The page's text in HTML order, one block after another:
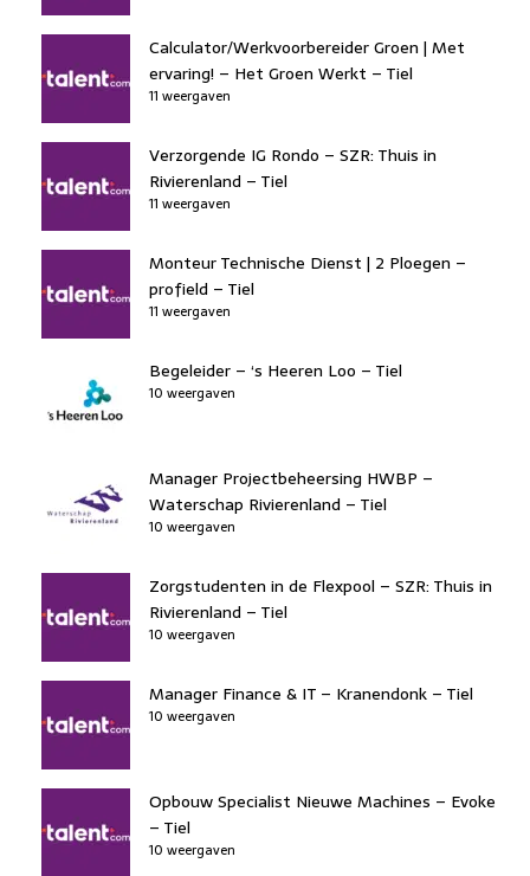
Calculator/Werkvoorbereider Groen | Met
ervaring! – Het Groen Werkt – Tiel
11 weergaven
Verzorgende IG Rondo – SZR: Thuis in
Rivierenland – Tiel
11 weergaven
Monteur Technische Dienst | 2 Ploegen –
profield – Tiel
11 weergaven
Begeleider – ‘s Heeren Loo – Tiel
10 weergaven
Manager Projectbeheersing HWBP –
Waterschap Rivierenland – Tiel
10 weergaven
Zorgstudenten in de Flexpool – SZR: Thuis in
Rivierenland – Tiel
10 weergaven
Manager Finance & IT – Kranendonk – Tiel
10 weergaven
Opbouw Specialist Nieuwe Machines – Evoke
– Tiel
10 weergaven